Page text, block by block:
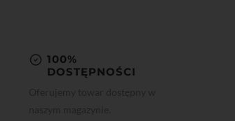
100%
DOSTĘPNOŚCI